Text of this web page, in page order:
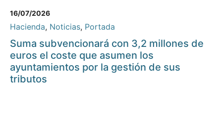
16/07/2026
Hacienda, Noticias, Portada
Suma subvencionará con 3,2 millones de
euros el coste que asumen los
ayuntamientos por la gestión de sus
tributos